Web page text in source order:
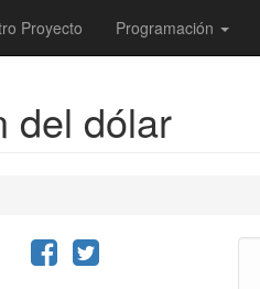
Proyecto Programación
del dólar